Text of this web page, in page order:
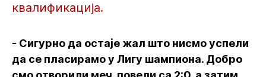
квалификација.
- Сигурно да остаје жал што нисмо успели
да се пласирамо у Лигу шампиона. Добро